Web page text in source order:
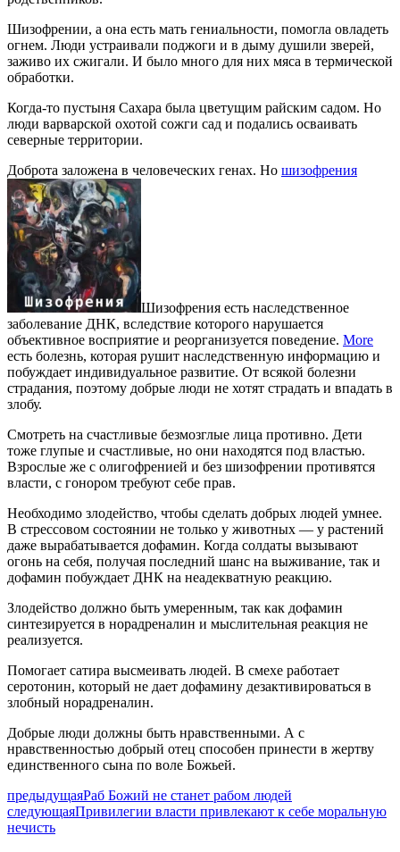
Шизофрении, а она есть мать гениальности, помогла овладеть
огнем. Люди устраивали поджоги и в дыму душили зверей,
заживо их сжигали. И было много для них мяса в термической
обработки.
Когда-то пустыня Сахара была цветущим райским садом. Но
люди варварской охотой сожги сад и подались осваивать
северные территории.
Доброта заложена в человеческих генах. Но шизофрения
Шизофрения есть наследственное
заболевание ДНК, вследствие которого нарушается
объективное восприятие и реорганизуется поведение. More
есть болезнь, которая рушит наследственную информацию и
побуждает индивидуальное развитие. От всякой болезни
страдания, поэтому добрые люди не хотят страдать и впадать в
злобу.
Смотреть на счастливые безмозглые лица противно. Дети
тоже глупые и счастливые, но они находятся под властью.
Взрослые же с олигофренией и без шизофрении противятся
власти, с гонором требуют себе прав.
Необходимо злодейство, чтобы сделать добрых людей умнее.
В стрессовом состоянии не только у животных — у растений
даже вырабатывается дофамин. Когда солдаты вызывают
огонь на себя, получая последний шанс на выживание, так и
дофамин побуждает ДНК на неадекватную реакцию.
Злодейство должно быть умеренным, так как дофамин
синтезируется в норадреналин и мыслительная реакция не
реализуется.
Помогает сатира высмеивать людей. В смехе работает
серотонин, который не дает дофамину дезактивироваться в
злобный норадреналин.
Добрые люди должны быть нравственными. А с
нравственностью добрый отец способен принести в жертву
единственного сына по воле Божьей.
предыдущаяРаб Божий не станет рабом людей
следующаяПривилегии власти привлекают к себе моральную
нечисть